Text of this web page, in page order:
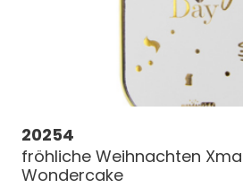
20254
fröhliche Weihnachten
Wondercake